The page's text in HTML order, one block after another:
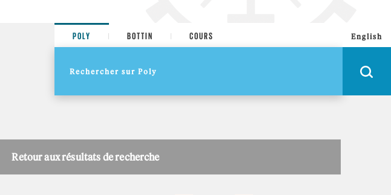
POLY BOTTIN COURS English
Retour aux résultats de recherche